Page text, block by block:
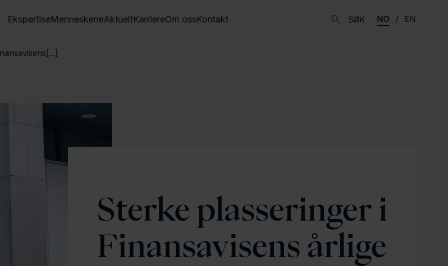
EkspertiseMenneskeneAktueltKarriereOm ossKontakt SØK NO EN
Sterke plasseringer i
Finansavisens årlige